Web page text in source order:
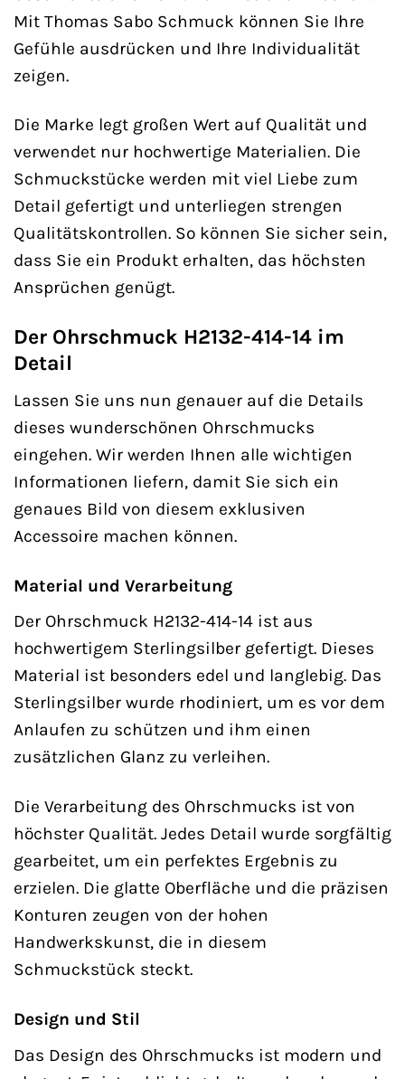
Mit Thomas Sabo Schmuck können Sie Ihre
Gefühle ausdrücken und Ihre Individualität
zeigen.
Die Marke legt großen Wert auf Qualität und
verwendet nur hochwertige Materialien. Die
Schmuckstücke werden mit viel Liebe zum
Detail gefertigt und unterliegen strengen
Qualitätskontrollen. So können Sie sicher sein,
dass Sie ein Produkt erhalten, das höchsten
Ansprüchen genügt.
Der Ohrschmuck H2132-414-14 im
Detail
Lassen Sie uns nun genauer auf die Details
dieses wunderschönen Ohrschmucks
eingehen. Wir werden Ihnen alle wichtigen
Informationen liefern, damit Sie sich ein
genaues Bild von diesem exklusiven
Accessoire machen können.
Material und Verarbeitung
Der Ohrschmuck H2132-414-14 ist aus
hochwertigem Sterlingsilber gefertigt. Dieses
Material ist besonders edel und langlebig. Das
Sterlingsilber wurde rhodiniert, um es vor dem
Anlaufen zu schützen und ihm einen
zusätzlichen Glanz zu verleihen.
Die Verarbeitung des Ohrschmucks ist von
höchster Qualität. Jedes Detail wurde sorgfältig
gearbeitet, um ein perfektes Ergebnis zu
erzielen. Die glatte Oberfläche und die präzisen
Konturen zeugen von der hohen
Handwerkskunst, die in diesem
Schmuckstück steckt.
Design und Stil
Das Design des Ohrschmucks ist modern und